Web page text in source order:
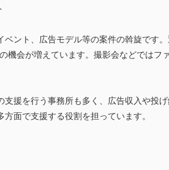
ント、広告モデル等の案件の斡旋です
機会が増えています。撮影会などではフ
援を行う事務所も多く、広告収入や投
面で支援する役割を担っています。